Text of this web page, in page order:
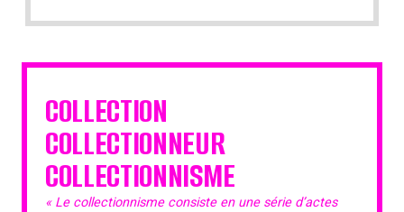
COLLECTION
COLLECTIONNEUR
COLLECTIONNISME
« Le collectionnisme consiste en une série d’actes